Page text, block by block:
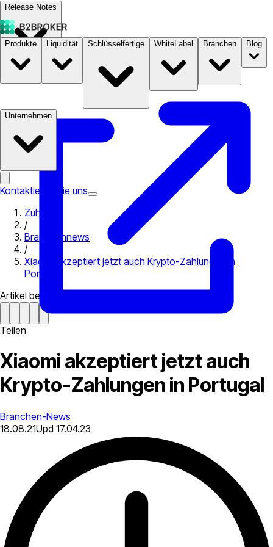
Release Notes
Dokumentation B2STORE
Produkte Liquidität Schlüsselfertige WhiteLabel Branchen Blog
Unternehmen
Kontaktieren Sie uns
Zuhause
/
Branchennews
/
Xiaomi akzeptiert jetzt auch Krypto-Zahlungen in
Portugal
Artikel bewerten
Teilen
Xiaomi akzeptiert jetzt auch
Krypto-Zahlungen in Portugal
Branchen-News
18.08.21Upd 17.04.23